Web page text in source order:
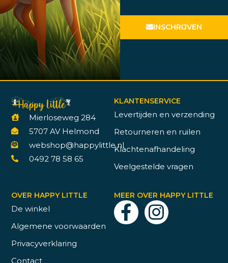
INSCHRIJVEN
Mierloseweg 284
5707 AV Helmond
webshop@happylittle.nl
0492 78 58 65
KLANTENSERVICE
Levertijden en verzending
Retourneren en ruilen
Klachtenafhandeling
Veelgestelde vragen
OVER HAPPY LITTLE
De winkel
Algemene voorwaarden
Privacyverklaring
Contact
MEER OVER HAPPY LITTLE